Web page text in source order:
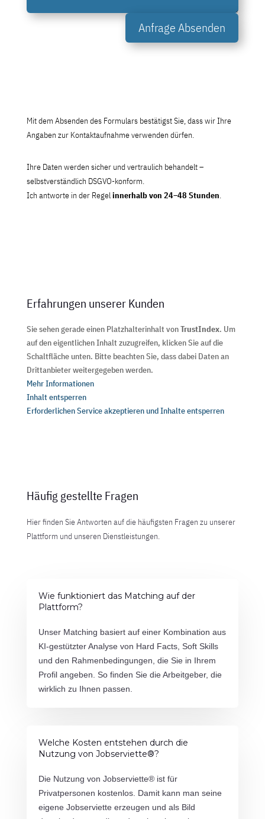
Anfrage Absenden
Mit dem Absenden des Formulars bestätigst Sie, dass wir Ihre
Angaben zur Kontaktaufnahme verwenden dürfen.
Ihre Daten werden sicher und vertraulich behandelt –
selbstverständlich DSGVO-konform.
Ich antworte in der Regel innerhalb von 24–48 Stunden
Erfahrungen unserer Kunden
Sie sehen gerade einen Platzhalterinhalt vonTrustIndex. Um
auf den eigentlichen Inhalt zuzugreifen, klicken Sie auf die
Schaltfläche unten. Bitte beachten Sie, dass dabei Daten an
Drittanbieter weitergegeben werden.
Mehr Informationen
Inhalt entsperren
Erforderlichen Service akzeptieren und Inhalte entsperren
Häufig gestellte Fragen
Hier finden Sie Antworten auf die häufigsten Fragen zu unserer
Plattform und unseren Dienstleistungen.
Wie funktioniert das Matching auf der
Plattform?
Unser Matching basiert auf einer Kombination aus
KI-gestützter Analyse von Hard Facts, Soft Skills
und den Rahmenbedingungen, die Sie in Ihrem
Profil angeben. So finden Sie die Arbeitgeber, die
wirklich zu Ihnen passen.
Welche Kosten entstehen durch die
Nutzung von Jobserviette®?
Die Nutzung von Jobserviette® ist für
Privatpersonen kostenlos. Damit kann man seine
eigene Jobserviette erzeugen und als Bild